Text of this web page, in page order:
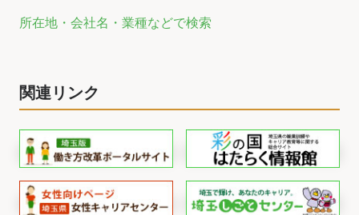
所在地・会社名・業種などで検索
関連リンク